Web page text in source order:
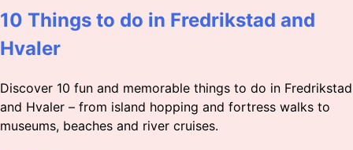
10 Things to do in Fredrikstad and
Hvaler
Discover 10 fun and memorable things to do in Fredrikstad
and Hvaler – from island hopping and fortress walks to
museums, beaches and river cruises.